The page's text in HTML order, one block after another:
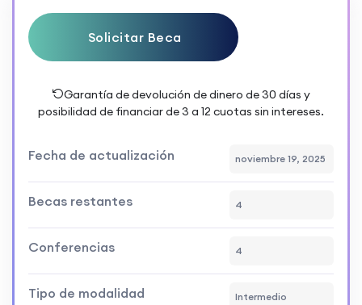
Solicitar Beca
Garantía de devolución de dinero de 30 días y
posibilidad de financiar de 3 a 12 cuotas sin intereses.
Fecha de actualización noviembre 19, 2025
Becas restantes 4
Conferencias 4
Tipo de modalidad Intermedio